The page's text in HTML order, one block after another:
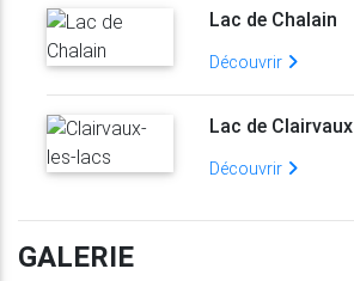
Lac de Chalain
Découvrir
Lac de Clairvaux
Découvrir
GALERIE